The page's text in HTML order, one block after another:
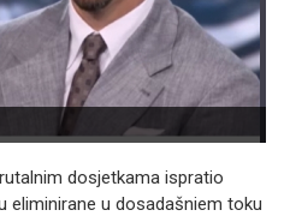
dosjetkama ispratio
eliminirane u dosadašniem toku